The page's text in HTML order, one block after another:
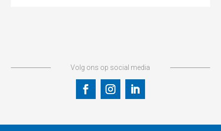
Volg ons op social media